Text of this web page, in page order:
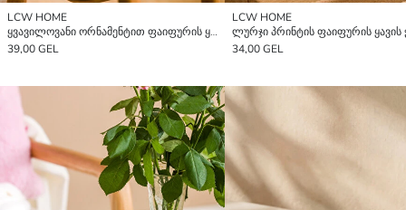
LCW HOME
ყვავილოვანი ორნამენტით ფაიფურის ყავის ჭიქის ნაკრები 2 ადამიანისთვის 90 მლ
39,00 GEL
LCW HOME
34,00 GEL